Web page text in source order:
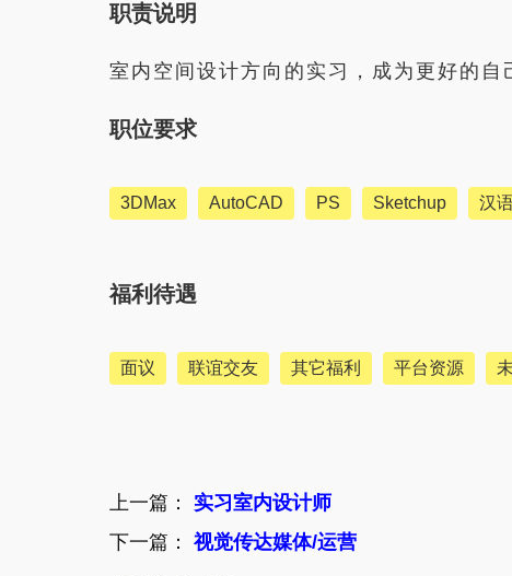
职责说明
室内空间设计方向的实习，成为更好的
职位要求
3DMax AutoCAD PS Sketchup 汉
福利待遇
面议 联谊交友 其它福利 平台资源
上一篇： 实习室内设计师
下一篇： 视觉传达媒体/运营